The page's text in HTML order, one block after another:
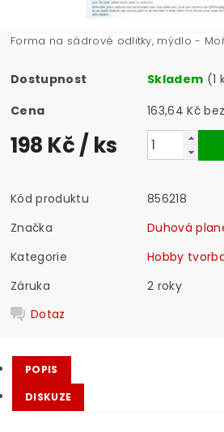
Forma na sádrové odlitky, mýdlo -
Dostupnost Skladem (1
Cena
163,64
198 Kč/ ks
Kód produktu
856218
Značka
Duhová
Kategorie
Hobby
Záruka
2 roky
Dotaz
POPIS
DISKUZE